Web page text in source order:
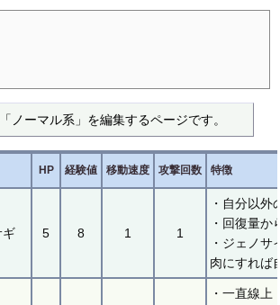
ノーマル系」を編集するページです。
HP 経験値 移動速度 攻撃回数 特徴
ギ 5 8 1 1
・自分以外
・回復量
・ジェノ
肉にすれば
・一直線